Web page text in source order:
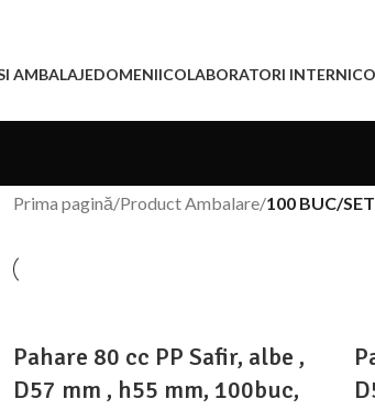
AMBALAJEDOMENIICOLABORATORI INTERNI
Prima pagină/Product Ambalare/100 BUC/SET
Pahare 80 cc PP Safir, albe ,
D57 mm , h55 mm, 100buc,